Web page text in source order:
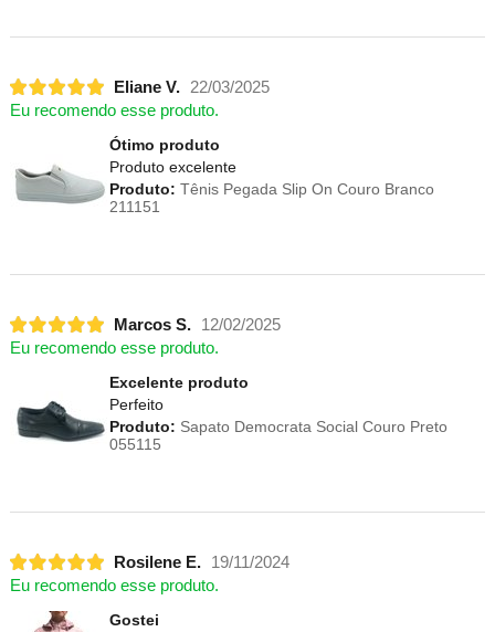
Eliane V.
22/03/2025
Eu recomendo esse produto.
Ótimo produto
Produto excelente
Produto: Tênis Pegada Slip On Couro Branco
211151
Marcos S.
12/02/2025
Eu recomendo esse produto.
Excelente produto
Perfeito
Produto: Sapato Democrata Social Couro Preto
055115
Rosilene E.
19/11/2024
Eu recomendo esse produto.
Gostei